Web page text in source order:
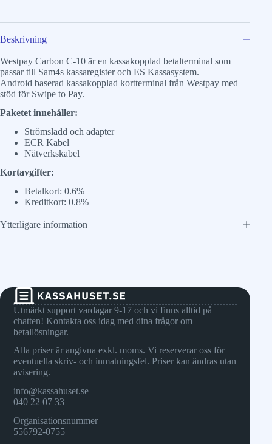
Beskrivning
Westpay Carbon C-10 är en kassakopplad betalterminal som
passar till Sam4s kassaregister och ES Kassasystem.
Android baserad kassakopplad kortterminal från Westpay med
stöd för Swipe to Pay.
Paketet innehåller:
Strömsladd och adapter
ECR Kabel
Nätverkskabel
Kortavgifter:
Betalkort: 0.6%
Kreditkort: 0.8%
Ytterligare information
Utmärkt support vardagar 9-17 och vi finns alltid på
chatten! Kontakta oss idag med dina frågor om
betallösningar.
Alla priser är angivna exkl. moms. Vi reserverar oss för
eventuella skriv- och inmatningsfel. Priser kan ändras utan
avisering.
info@kassahuset.se
040 22 07 33
Organisationsnummer
556792-0755